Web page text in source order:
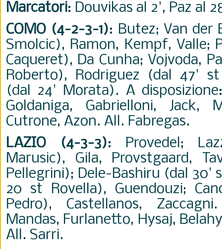
Marcatori: Douvikas al 2', Paz al
COMO (4-2-3-1): Butez; Van der
Smolcic), Ramon, Kempf, Valle;
Caqueret), Da Cunha; Vojvoda,
Roberto), Rodriguez (dal 47'
(dal 24' Morata). A
Goldaniga, Gabrielloni, Jack,
Cutrone, Azon. All. Fabregas.
LAZIO (4-3-3): Provedel;
Marusic), Gila, Provstgaard,
Pellegrini); Dele-Bashiru (dal 30'
20 st Rovella), Guendouzi;
Pedro), Castellanos,
Mandas, Furlanetto, Hysaj,
All. Sarri.